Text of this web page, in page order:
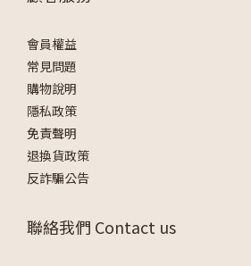
會員權益
常見問題
購物說明
隱私政策
免責聲明
退換貨政策
反詐騙公告
聯絡我們 Contact us